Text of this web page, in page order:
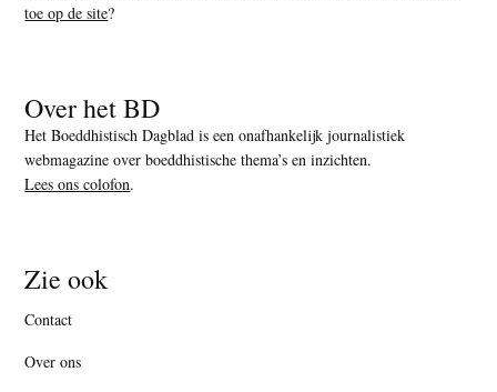
toe op de site?
Over het BD
Het Boeddhistisch Dagblad is een onafhankelijk journalistiek
webmagazine over boeddhistische thema’s en inzichten.
Lees ons colofon.
Zie ook
Contact
Over ons